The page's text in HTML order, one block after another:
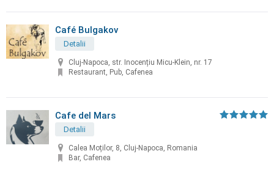
Café Bulgakov
Detalii
Cluj-Napoca, str. Inocențiu Micu-Klein, nr. 17
Restaurant, Pub, Cafenea
Cafe del Mars
Detalii
Calea Moților, 8, Cluj-Napoca, Romania
Bar, Cafenea